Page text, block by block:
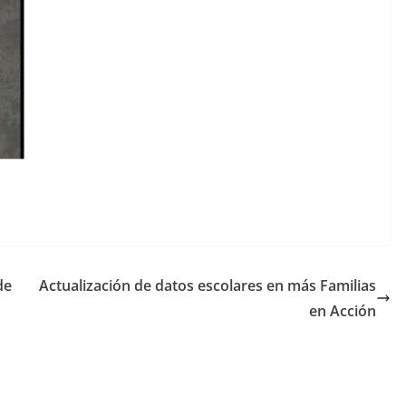
Actualización de datos escolares en más Familias
en Acción